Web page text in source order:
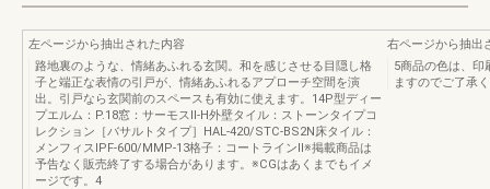
左ページから抽出された内容
路地裏のような、情緒あふれる玄関。和を感じさせる目隠し格
子と端正な表情の引戸が、情緒あふれるアプローチ空間を演
出。引戸なら玄関前のスペースも有効に使えます。14P型ディー
プエルム：P.18窓：サーモスⅡ-H外壁タイル：ストーンタイプコ
レクション［バサルトタイプ］HAL-420/STC-BS2N床タイル：
メンフィスIPF-600/MMP-13格子：コートラインⅡ※掲載商品は
予告なく販売終了する場合があります。※CGはあくまでもイメ
ージです。4
右ページから抽出
5商品の色は、印
ますのでご了承